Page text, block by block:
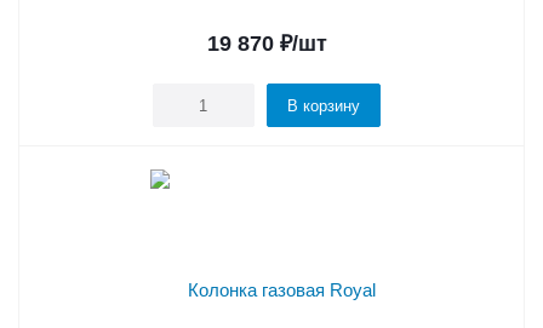
19 870 ₽/шт
В корзину